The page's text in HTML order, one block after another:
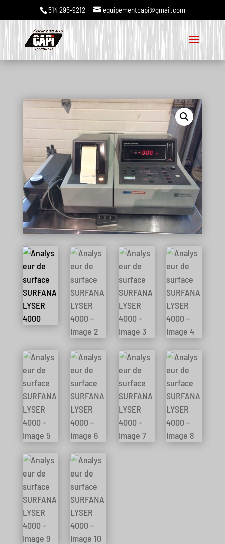
514 295-9212 equipementcapi@gmail.com